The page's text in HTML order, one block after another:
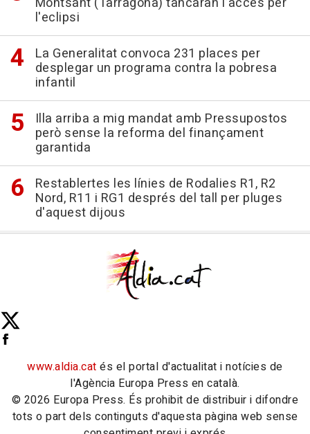
l'eclipsi
La Generalitat convoca 231 places per
desplegar un programa contra la pobresa
infantil
Illa arriba a mig mandat amb Pressupostos
però sense la reforma del finançament
garantida
Restablertes les línies de Rodalies R1, R2
Nord, R11 i RG1 després del tall per pluges
d'aquest dijous
www.aldia.cat és el portal d'actualitat i notícies de
l'Agència Europa Press en català.
© 2026 Europa Press. És prohibit de distribuir i difondre
tots o part dels continguts d'aquesta pàgina web sense